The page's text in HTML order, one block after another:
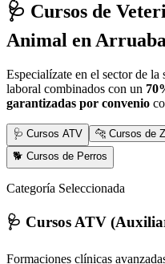
🩺 Cursos de
Animal en
Especialízate en el sector de
laboral combinados con un
garantizadas por convenio
🩺 Cursos ATV 🐆 Cursos de
🐕 Cursos de Perros
Categoría Seleccionada
🩺 Cursos ATV
Formaciones clínicas